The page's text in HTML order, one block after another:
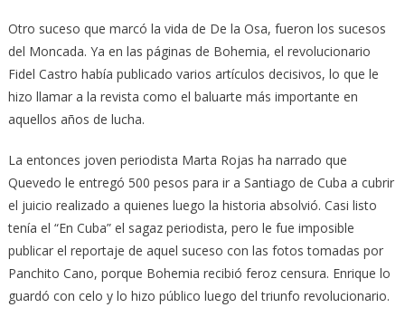
Otro suceso que marcó la vida de De la Osa, fueron los sucesos
del Moncada. Ya en las páginas de Bohemia, el revolucionario
Fidel Castro había publicado varios artículos decisivos, lo que le
hizo llamar a la revista como el baluarte más importante en
aquellos años de lucha.
La entonces joven periodista Marta Rojas ha narrado que
Quevedo le entregó 500 pesos para ir a Santiago de Cuba a cubrir
el juicio realizado a quienes luego la historia absolvió. Casi listo
tenía el “En Cuba” el sagaz periodista, pero le fue imposible
publicar el reportaje de aquel suceso con las fotos tomadas por
Panchito Cano, porque Bohemia recibió feroz censura. Enrique lo
guardó con celo y lo hizo público luego del triunfo revolucionario.